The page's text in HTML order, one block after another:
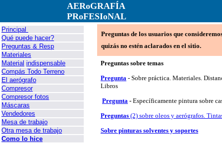
AERoGRAFÍA
PRoFESIoNAL
Principal
Qué puede hacer?
Preguntas & Resp
Materiales
Material indispensable
Compás Todo Terreno
El aerógrafo
Compresor
Compresor fotos
Máscaras
Vendedores
Mesa de trabajo
Otra mesa de trabajo
Como lo hice
Preguntas de los usuarios que
quizás no estén aclarados en el sitio.
Preguntas sobre temas
Pregunta - Sobre práctica. Materiales.
Libros
Pregunta - Específicamente pintura sobre
Preguntas (2) sobre oleos y aerógrafos.
Sobre pinturas solventes y soportes